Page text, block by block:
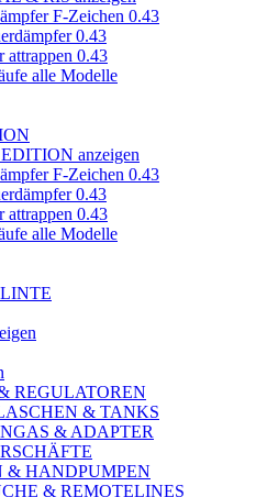
F-Zeichen 0.43
0.43
attrappen 0.43
alle Modelle
anzeigen
F-Zeichen 0.43
0.43
attrappen 0.43
alle Modelle
REGULATOREN
& TANKS
& ADAPTER
& HANDPUMPEN
& REMOTELINES